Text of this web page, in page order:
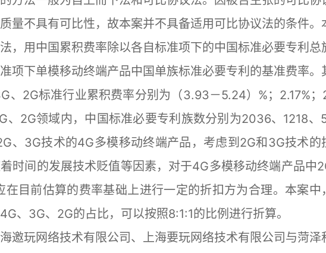
量不具有可比性，故本案并不具备适用可比协议法的条件。
，用中国累积费率除以各自标准项下的中国标准必要专利总
项下单模移动终端产品中国单族标准必要专利的基准费率。
、2G标准行业累积费率分别为（3.93－5.24）%；2.17%；
、2G领域内，中国标准必要专利族数分别为2036、1218、
、3G技术的4G多模移动终端产品，考虑到2G和3G技术的
时间的发展技术贬值等因素，对于4G多模移动终端产品中
目前估算的费率基础上进行一定的折扣方为合理。本案中，
、3G、2G的占比，可以按照8:1:1的比例进行折算。
玩网络技术有限公司、上海要玩网络技术有限公司与菏泽